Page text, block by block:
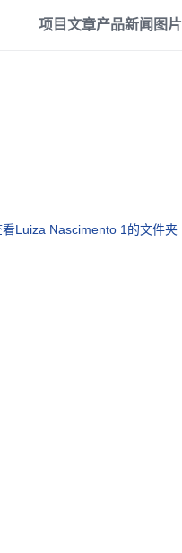
项目文章产品新闻 图片
看Luiza Nascimento 1的文件夹